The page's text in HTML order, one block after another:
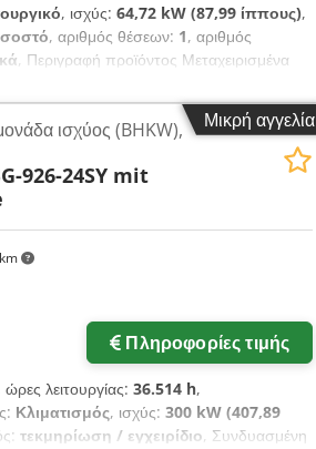
, ισχύς: 64,72 kW (87,99 ίππους),
, αριθμός θέσεων: 1, αριθμός
, Περιγραφή προϊόντος Μεταχειρισμένα
εκσκαφέα 308BSR Λειτουργεί με
D R Dsfx Aphock Περισσότερες
Pte ltd 13A pandan crescent, Σιγκαπούρη
Μικρή αγγελία
ισχύος (BHKW),
926-24SY mit
Πληροφορίες τιμής
ώρες λειτουργίας: 36.514 h,
Κλιματισμός, ισχύς: 300 kW (407,89
τεκμηρίωση / εγχειρίδιο, Συνδυασμένη